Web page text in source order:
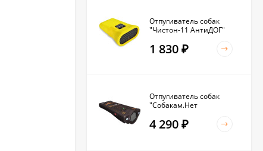
Отпугиватель собак
"Чистон-11 АнтиДОГ"
1 830 ₽
Отпугиватель собак
"Собакам.Нет
4 290 ₽